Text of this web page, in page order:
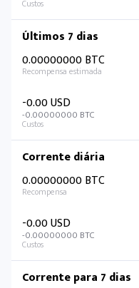
Últimos 7 dias
0.00000000 BTC
-0.00 USD
-0.00000000 BTC
Corrente diária
0.00000000 BTC
-0.00 USD
-0.00000000 BTC
Corrente para 7 dias